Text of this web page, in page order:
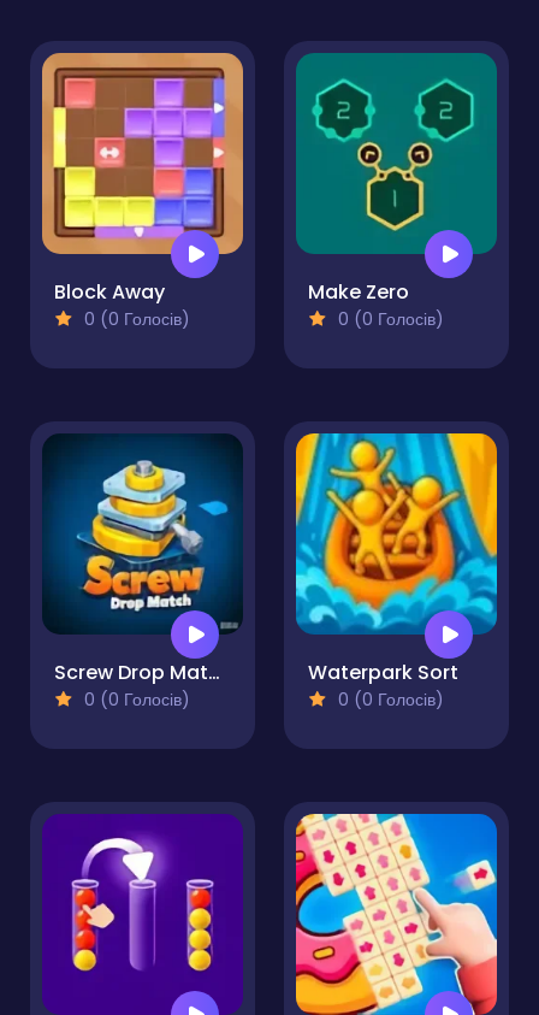
Block Away
0 (0 Голосів)
Make Zero
0 (0 Голосів)
Screw Drop Match
0 (0 Голосів)
Waterpark Sort
0 (0 Голосів)